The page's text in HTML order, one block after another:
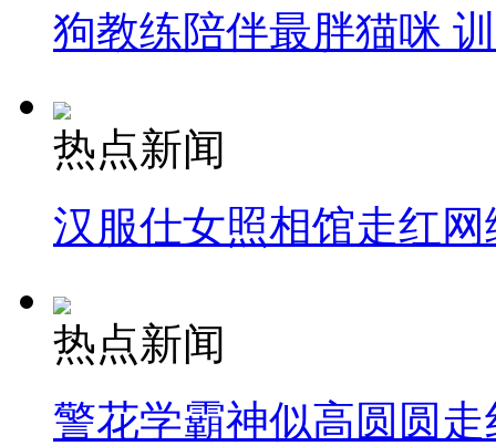
狗教练陪伴最胖猫咪
热点新闻
汉服仕女照相馆走红网
热点新闻
警花学霸神似高圆圆走